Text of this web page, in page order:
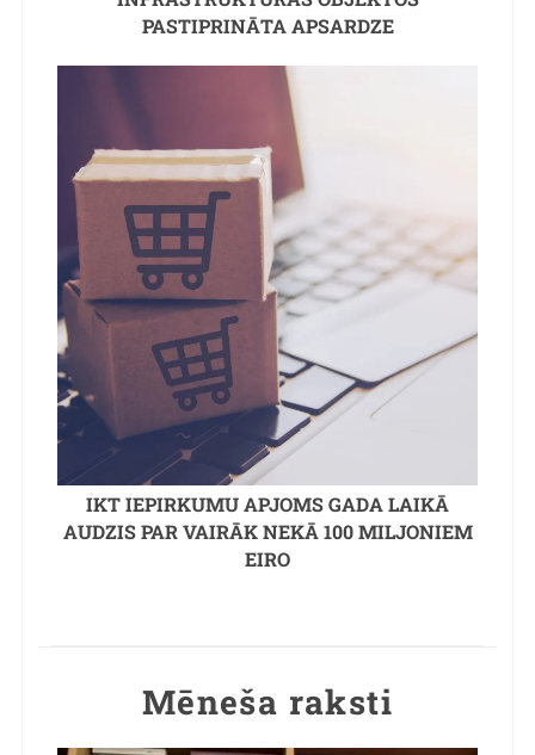
PASTIPRINĀTA APSARDZE
IKT IEPIRKUMU APJOMS GADA LAIKĀ
AUDZIS PAR VAIRĀK NEKĀ 100 MILJONIEM
EIRO
Mēneša raksti